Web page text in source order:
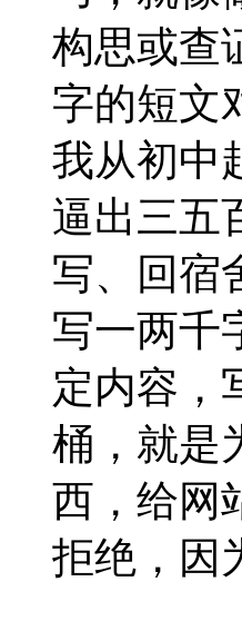
构思或查
字的短文
我从初中
逼出三五
写、回宿
写一两千
定内容，
桶，就是
西，给网
拒绝，因